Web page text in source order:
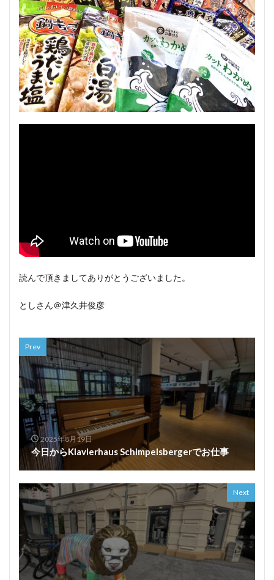
読んで頂きましてありがとうございました。
としさん＠津久井俊彦
Prev
2025年8月19日
今日からKlavierhaus Schimpelsbergerでお仕事
Next